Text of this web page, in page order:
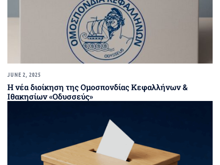
JUNE 2, 2025
Η νέα διοίκηση της Ομοσπονδίας Κεφαλλήνων &
Ιθακησίων «Οδυσσεύς»